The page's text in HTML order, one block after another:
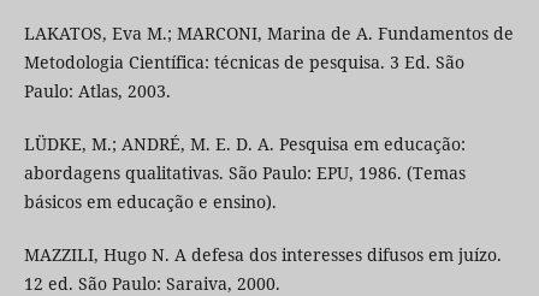
LAKATOS, Eva M.; MARCONI, Marina de A. Fundamentos de
Metodologia Científica: técnicas de pesquisa. 3 Ed. São
Paulo: Atlas, 2003.
LÜDKE, M.; ANDRÉ, M. E. D. A. Pesquisa em educação:
abordagens qualitativas. São Paulo: EPU, 1986. (Temas
básicos em educação e ensino).
MAZZILI, Hugo N. A defesa dos interesses difusos em juízo.
12 ed. São Paulo: Saraiva, 2000.